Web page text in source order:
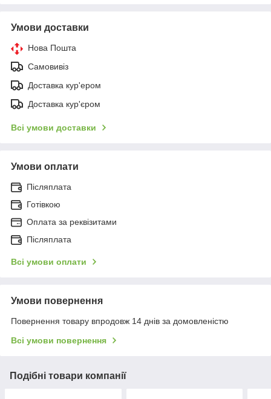
Умови доставки
Нова Пошта
Самовивіз
Доставка кур'ером
Доставка кур'єром
Всі умови доставки
Умови оплати
Післяплата
Готівкою
Оплата за реквізитами
Післяплата
Всі умови оплати
Умови повернення
Повернення товару впродовж 14 днів за домовленістю
Всі умови повернення
Подібні товари компанії